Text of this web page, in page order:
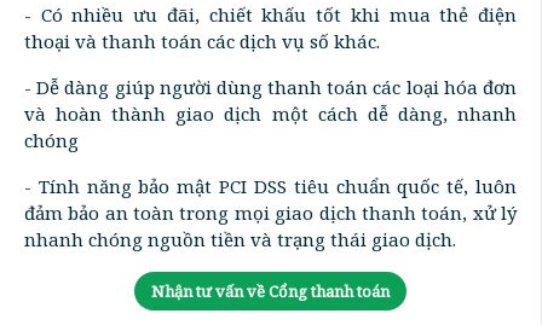
- Có nhiều ưu đãi, chiết khấu tốt khi mua thẻ điện
thoại và thanh toán các dịch vụ số khác.
- Dễ dàng giúp người dùng thanh toán các loại hóa đơn
và hoàn thành giao dịch một cách dễ dàng, nhanh
chóng
- Tính năng bảo mật PCI DSS tiêu chuẩn quốc tế, luôn
đảm bảo an toàn trong mọi giao dịch thanh toán, xử lý
nhanh chóng nguồn tiền và trạng thái giao dịch.
Nhận tư vấn về Cổng thanh toán